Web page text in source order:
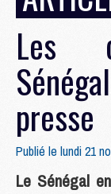
Les
presse
Publié le lundi 21
Le Sénégal